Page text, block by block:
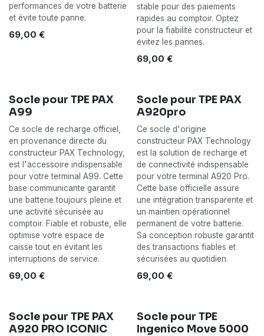
performances de votre batterie
et évite toute panne.
69,00 €
stable pour des paiements
rapides au comptoir. Optez
pour la fiabilité constructeur et
évitez les pannes.
69,00 €
Socle pour TPE PAX
A99
Ce socle de recharge officiel,
en provenance directe du
constructeur PAX Technology,
est l'accessoire indispensable
pour votre terminal A99. Cette
base communicante garantit
une batterie toujours pleine et
une activité sécurisée au
comptoir. Fiable et robuste, elle
optimise votre espace de
caisse tout en évitant les
interruptions de service.
69,00 €
RUPTURE DE STOCK
Socle pour TPE PAX
A920pro
Ce socle d'origine
constructeur PAX Technology
est la solution de recharge et
de connectivité indispensable
pour votre terminal A920 Pro.
Cette base officielle assure
une intégration transparente et
un maintien opérationnel
permanent de votre batterie.
Sa conception robuste garantit
des transactions fiables et
sécurisées au quotidien.
69,00 €
Socle pour TPE PAX
A920 PRO ICONIC
Socle pour TPE
Ingenico Move 5000